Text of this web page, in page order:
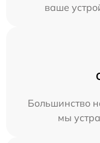
ваше
Большинство
мы